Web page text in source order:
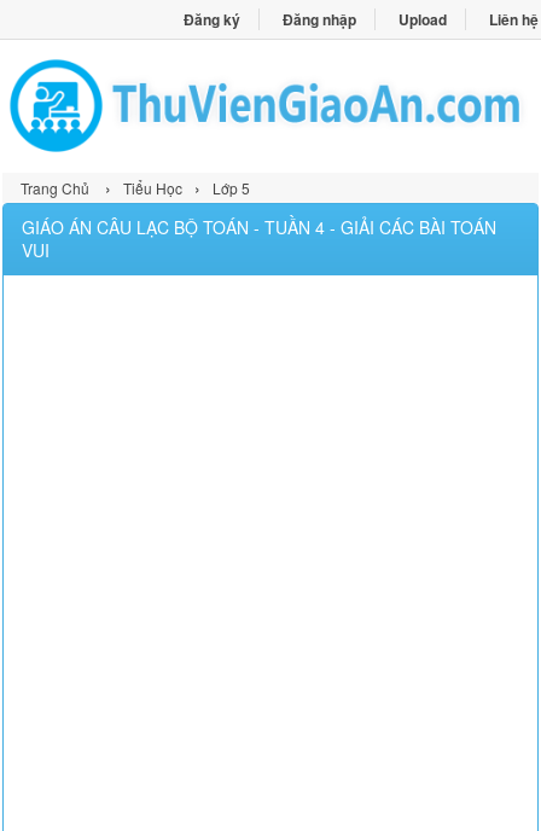
Đăng ký Đăng nhập Upload Liên hệ
Trang Chủ › Tiểu Học › Lớp 5
GIÁO ÁN CÂU LẠC BỘ TOÁN - TUẦN 4 - GIẢI CÁC BÀI TOÁN
VUI